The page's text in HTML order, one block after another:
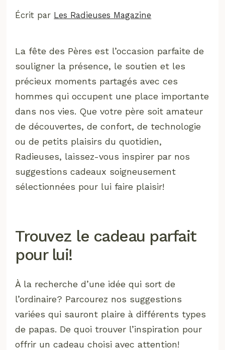
Écrit par Les Radieuses Magazine
La fête des Pères est l’occasion parfaite de
souligner la présence, le soutien et les
précieux moments partagés avec ces
hommes qui occupent une place importante
dans nos vies. Que votre père soit amateur
de découvertes, de confort, de technologie
ou de petits plaisirs du quotidien,
Radieuses, laissez-vous inspirer par nos
suggestions cadeaux soigneusement
sélectionnées pour lui faire plaisir!
Trouvez le cadeau parfait
pour lui!
À la recherche d’une idée qui sort de
l’ordinaire? Parcourez nos suggestions
variées qui sauront plaire à différents types
de papas. De quoi trouver l’inspiration pour
offrir un cadeau choisi avec attention!